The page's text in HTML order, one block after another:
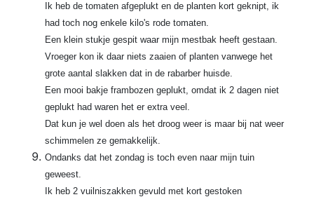
Ik heb de tomaten afgeplukt en de planten kort geknipt, ik
had toch nog enkele kilo's rode tomaten.
Een klein stukje gespit waar mijn mestbak heeft gestaan.
Vroeger kon ik daar niets zaaien of planten vanwege het
grote aantal slakken dat in de rabarber huisde.
Een mooi bakje frambozen geplukt, omdat ik 2 dagen niet
geplukt had waren het er extra veel.
Dat kun je wel doen als het droog weer is maar bij nat weer
schimmelen ze gemakkelijk.
Ondanks dat het zondag is toch even naar mijn tuin
geweest.
Ik heb 2 vuilniszakken gevuld met kort gestoken